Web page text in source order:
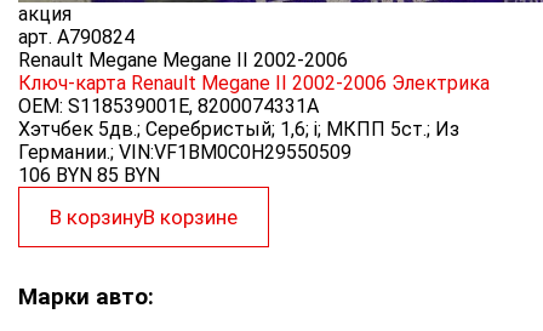
акция
арт. A790824
Renault Megane Megane II 2002-2006
Ключ-карта Renault Megane II 2002-2006 Электрика
OEM: S118539001E, 8200074331A
Хэтчбек 5дв.; Серебристый; 1,6; i; МКПП 5ст.; Из
Германии.; VIN:VF1BM0C0H29550509
106 BYN 85 BYN
В корзинуВ корзине
Марки авто: